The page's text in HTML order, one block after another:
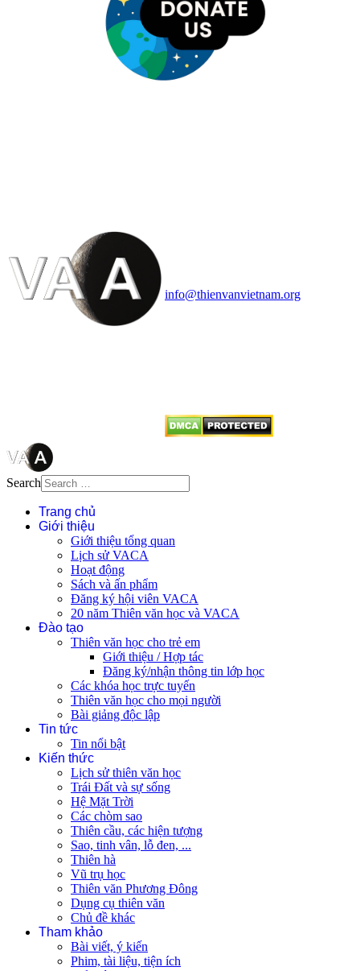
info@thienvanvietnam.org
Search
Trang chủ
Giới thiệu
Giới thiệu tổng quan
Lịch sử VACA
Hoạt động
Sách và ấn phẩm
Đăng ký hội viên VACA
20 năm Thiên văn học và VACA
Đào tạo
Thiên văn học cho trẻ em
Giới thiệu / Hợp tác
Đăng ký/nhận thông tin lớp học
Các khóa học trực tuyến
Thiên văn học cho mọi người
Bài giảng độc lập
Tin tức
Tin nổi bật
Kiến thức
Lịch sử thiên văn học
Trái Đất và sự sống
Hệ Mặt Trời
Các chòm sao
Thiên cầu, các hiện tượng
Sao, tinh vân, lỗ đen, ...
Thiên hà
Vũ trụ học
Thiên văn Phương Đông
Dụng cụ thiên văn
Chủ đề khác
Tham khảo
Bài viết, ý kiến
Phim, tài liệu, tiện ích